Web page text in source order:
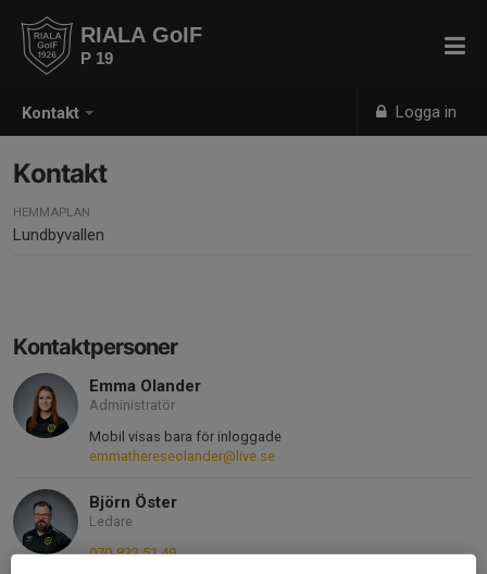
Kontakt Logga in
RIALA GoIF
P 19
Kontakt
HEMMAPLAN
Lundbyvallen
Kontaktpersoner
Emma Olander
Administratör
Mobil visas bara för inloggade
emmathereseolander@live.se
Björn Öster
Ledare
070-822 51 49